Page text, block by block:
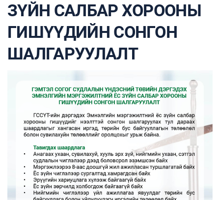
ЗҮЙН САЛБАР ХОРООНЫ
ГИШҮҮДИЙН СОНГОН
ШАЛГАРУУЛАЛТ